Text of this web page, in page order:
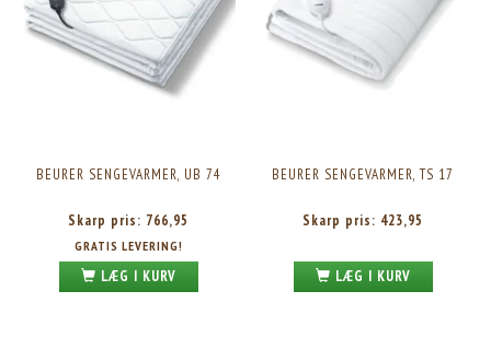
BEURER SENGEVARMER, UB 74
Skarp pris: 766,95
GRATIS LEVERING!
LÆG I KURV
BEURER SENGEVARMER, TS 17
Skarp pris: 423,95
LÆG I KURV